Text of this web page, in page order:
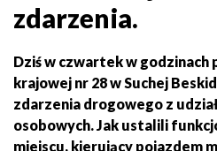
zdarzenia.
Dziś w czwartek w godzinach
krajowej nr 28 w Suchej
zdarzenia drogowego z
osobowych. Jak ustalili
miejscu, kierujący pojazdem